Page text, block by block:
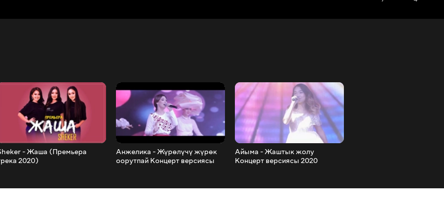
- Жаша (Премьера
2020)
Анжелика - Жүрөлүчү жүрөк
оорутпай Концерт версиясы
Айыма - Жаштык жолу
Концерт версиясы 2020